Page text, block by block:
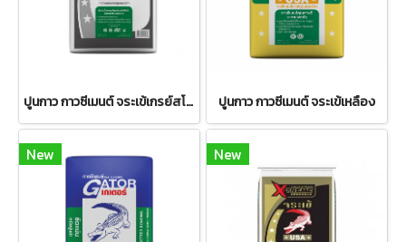
ปูนกาว กาวซีเมนต์ จระเข้เกรย์สโตนเมท ปูนกาว กาวซีเมนต์ จระเข้เหลือง
New New